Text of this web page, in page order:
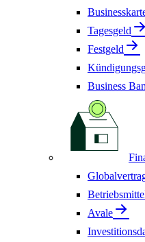
Tagesgeld
Festgeld
Business
Avale